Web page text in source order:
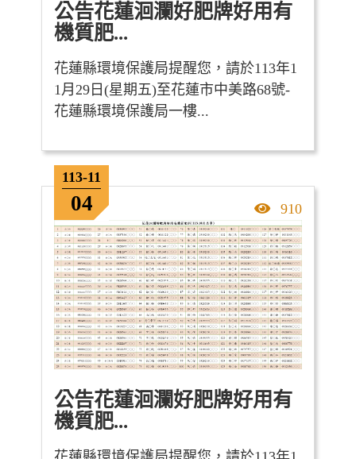
公告花蓮洄瀾好肥牌好用有
機質肥...
花蓮縣環境保護局提醒您，請於113年1
1月29日(星期五)至花蓮市中美路68號-
花蓮縣環境保護局一樓...
113-11
04 點擊率
910
公告花蓮洄瀾好肥牌好用有
機質肥...